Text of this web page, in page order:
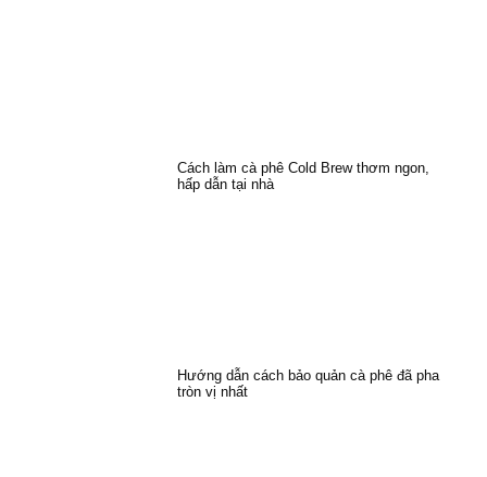
Cách làm cà phê Cold Brew thơm ngon,
hấp dẫn tại nhà
Hướng dẫn cách bảo quản cà phê đã pha
tròn vị nhất